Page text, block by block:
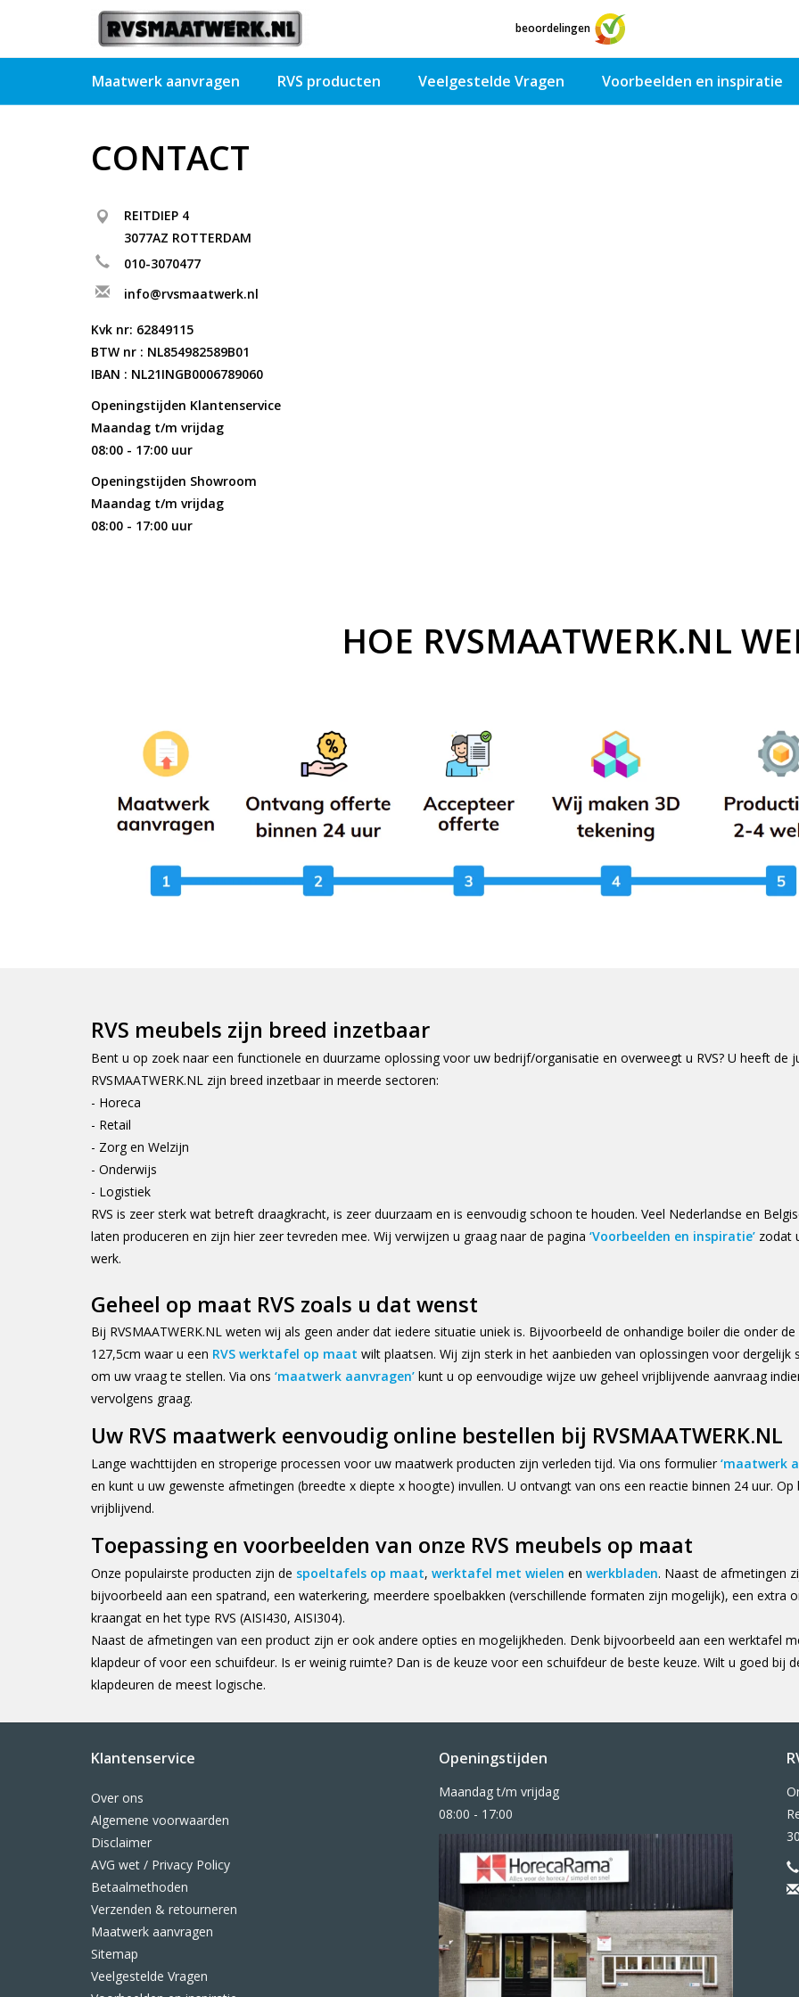
2555beoordelingen
Maatwerk aanvragen RVS producten Veelgestelde Vragen Voorbeelden en inspiratie
CONTACT
REITDIEP 4
3077AZ ROTTERDAM
010-3070477
info@rvsmaatwerk.nl
Kvk nr: 62849115
BTW nr : NL854982589B01
IBAN : NL21INGB0006789060
Openingstijden Klantenservice
Maandag t/m vrijdag
08:00 - 17:00 uur
Openingstijden Showroom
Maandag t/m vrijdag
08:00 - 17:00 uur
HOE RVSMAATWERK.NL
RVS meubels zijn breed inzetbaar
Bent u op zoek naar een functionele en duurzame oplossing voor uw bedrijf/organisatie en overweegt u RVS? U heeft de
RVSMAATWERK.NL zijn breed inzetbaar in meerde sectoren:
- Horeca
- Retail
- Zorg en Welzijn
- Onderwijs
- Logistiek
RVS is zeer sterk wat betreft draagkracht, is zeer duurzaam en is eenvoudig schoon te houden. Veel Nederlandse en
laten produceren en zijn hier zeer tevreden mee. Wij verwijzen u graag naar de pagina ‘Voorbeelden en inspiratie’ zodat
werk.
Geheel op maat RVS zoals u dat wenst
Bij RVSMAATWERK.NL weten wij als geen ander dat iedere situatie uniek is. Bijvoorbeeld de onhandige boiler die onder
127,5cm waar u een RVS werktafel op maat wilt plaatsen. Wij zijn sterk in het aanbieden van oplossingen voor
om uw vraag te stellen. Via ons ‘maatwerk aanvragen’ kunt u op eenvoudige wijze uw geheel vrijblijvende aanvraag
vervolgens graag.
Uw RVS maatwerk eenvoudig online bestellen bij RVSMAATWERK.NL
Lange wachttijden en stroperige processen voor uw maatwerk producten zijn verleden tijd. Via ons formulier ‘maatwerk
en kunt u uw gewenste afmetingen (breedte x diepte x hoogte) invullen. U ontvangt van ons een reactie binnen 24 uur.
vrijblijvend.
Toepassing en voorbeelden van onze RVS meubels op maat
Onze populairste producten zijn de spoeltafels op maat, werktafel met wielen en werkbladen. Naast de afmetingen
bijvoorbeeld aan een spatrand, een waterkering, meerdere spoelbakken (verschillende formaten zijn mogelijk), een extra
kraangat en het type RVS (AISI430, AISI304).
Naast de afmetingen van een product zijn er ook andere opties en mogelijkheden. Denk bijvoorbeeld aan een werktafel
klapdeur of voor een schuifdeur. Is er weinig ruimte? Dan is de keuze voor een schuifdeur de beste keuze. Wilt u goed bij
klapdeuren de meest logische.
Klantenservice
Over ons
Algemene voorwaarden
Disclaimer
AVG wet / Privacy Policy
Betaalmethoden
Verzenden & retourneren
Maatwerk aanvragen
Sitemap
Veelgestelde Vragen
Openingstijden
Maandag t/m vrijdag
08:00 - 17:00